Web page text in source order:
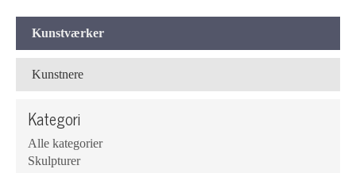
Kunstværker
Kunstnere
Kategori
Alle kategorier
Skulpturer